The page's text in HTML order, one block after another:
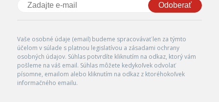
Odoberať
Vaše osobné údaje (email) budeme spracovávať len za týmto
účelom v súlade s platnou legislatívou a zásadami ochrany
osobných údajov. Súhlas potvrdíte kliknutím na odkaz, ktorý vám
pošleme na váš email. Súhlas môžete kedykoľvek odvolať
písomne, emailom alebo kliknutím na odkaz z ktoréhokoľvek
informačného emailu.